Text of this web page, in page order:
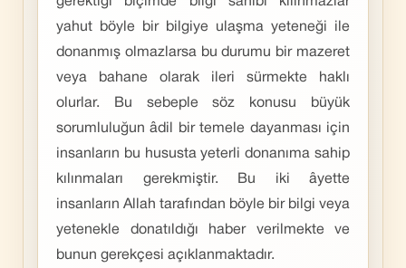
yahut böyle bir bilgiye ulaşma yeteneği ile
donanmış olmazlarsa bu durumu bir mazeret
veya bahane olarak ileri sürmekte haklı
olurlar. Bu sebeple söz konusu büyük
sorumluluğun âdil bir temele dayanması için
insanların bu hususta yeterli donanıma sahip
kılınmaları gerekmiştir. Bu iki âyette
insanların Allah tarafından böyle bir bilgi veya
yetenekle donatıldığı haber verilmekte ve
bunun gerekçesi açıklanmaktadır.